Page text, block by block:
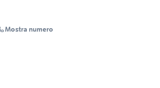
Mostra numero